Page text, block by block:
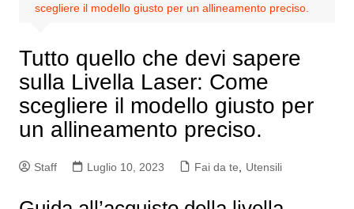
scegliere il modello giusto per un allineamento preciso.
Tutto quello che devi sapere
sulla Livella Laser: Come
scegliere il modello giusto per
un allineamento preciso.
Staff Luglio 10, 2023 Fai da te Utensili